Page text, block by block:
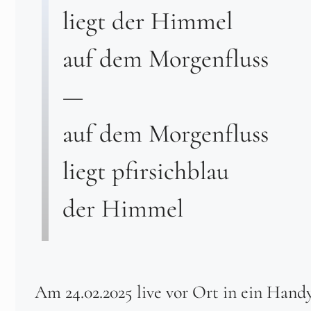
liegt der Himmel
auf dem Morgenfluss
—
auf dem Morgenfluss
liegt pfirsichblau
der Himmel
Am 24.02.2025 live vor Ort in ein